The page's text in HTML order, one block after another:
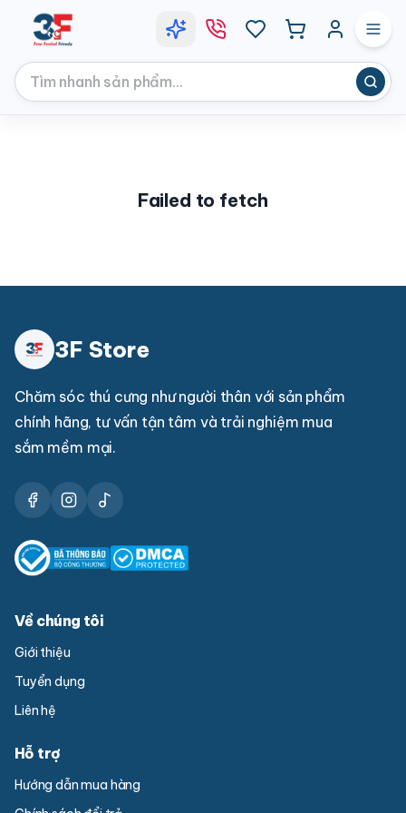
Failed to fetch
3F Store
Chăm sóc thú cưng như người thân với sản phẩm
chính hãng, tư vấn tận tâm và trải nghiệm mua
sắm mềm mại.
Về chúng tôi
Giới thiệu
Tuyển dụng
Liên hệ
Hỗ trợ
Hướng dẫn mua hàng